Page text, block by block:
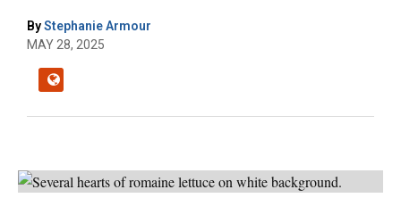
ByStephanie Armour
MAY 28, 2025